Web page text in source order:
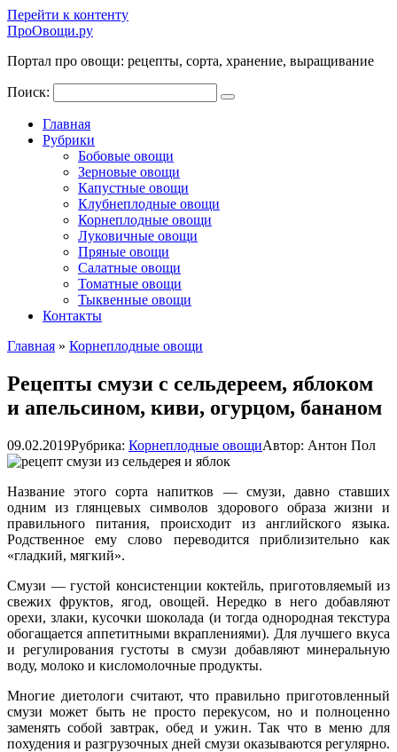
Перейти к контенту
ПроОвощи.ру
Портал про овощи: рецепты, сорта, хранение, выращивание
Поиск:
Главная
Рубрики
Бобовые овощи
Зерновые овощи
Капустные овощи
Клубнеплодные овощи
Корнеплодные овощи
Луковичные овощи
Пряные овощи
Салатные овощи
Томатные овощи
Тыквенные овощи
Контакты
Главная » Корнеплодные овощи
Рецепты смузи с сельдереем, яблоком
и апельсином, киви, огурцом, бананом
09.02.2019Рубрика: Корнеплодные овощиАвтор: Антон Пол
Название этого сорта напитков — смузи, давно ставших
одним из глянцевых символов здорового образа жизни и
правильного питания, происходит из английского языка.
Родственное ему слово переводится приблизительно как
«гладкий, мягкий».
Смузи — густой консистенции коктейль, приготовляемый из
свежих фруктов, ягод, овощей. Нередко в него добавляют
орехи, злаки, кусочки шоколада (и тогда однородная текстура
обогащается аппетитными вкраплениями). Для лучшего вкуса
и регулирования густоты в смузи добавляют минеральную
воду, молоко и кисломолочные продукты.
Многие диетологи считают, что правильно приготовленный
смузи может быть не просто перекусом, но и полноценно
заменять собой завтрак, обед и ужин. Так что в меню для
похудения и разгрузочных дней смузи оказываются регулярно.